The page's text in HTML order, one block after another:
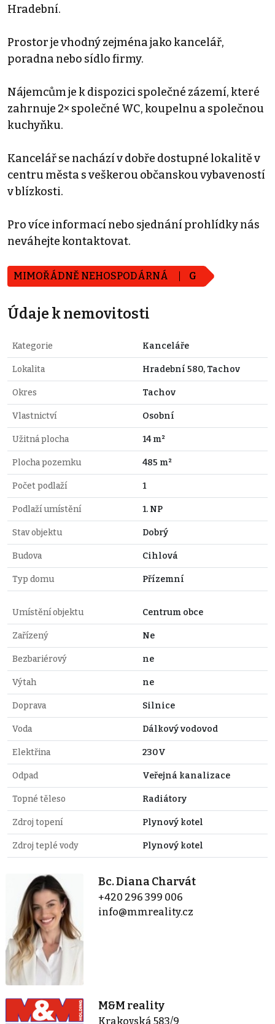
Hradební.
Prostor je vhodný zejména jako kancelář,
poradna nebo sídlo firmy.
Nájemcům je k dispozici společné zázemí, které
zahrnuje 2× společné WC, koupelnu a společnou
kuchyňku.
Kancelář se nachází v dobře dostupné lokalitě v
centru města s veškerou občanskou vybaveností
v blízkosti.
Pro více informací nebo sjednání prohlídky nás
neváhejte kontaktovat.
MIMOŘÁDNĚ NEHOSPODÁRNÁ G
Údaje k nemovitosti
Kategorie Kanceláře
Lokalita Hradební 580, Tachov
Okres Tachov
Vlastnictví Osobní
Užitná plocha 14 m²
Plocha pozemku 485 m²
Počet podlaží 1
Podlaží umístění 1. NP
Stav objektu Dobrý
Budova Cihlová
Typ domu Přízemní
Umístění objektu Centrum obce
Zařízený Ne
Bezbariérový ne
Výtah ne
Doprava Silnice
Voda Dálkový vodovod
Elektřina 230V
Odpad Veřejná kanalizace
Topné těleso Radiátory
Zdroj topení Plynový kotel
Zdroj teplé vody Plynový kotel
Bc. Diana Charvát
+420 296 399 006
info@mmreality.cz
M&M reality
Krakovská 583/9